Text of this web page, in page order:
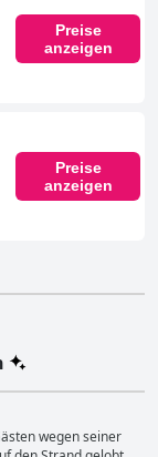
Preise
anzeigen
Preise
anzeigen
wegen seiner